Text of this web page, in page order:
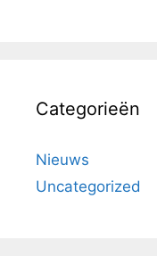
Categorieën
Nieuws
Uncategorized